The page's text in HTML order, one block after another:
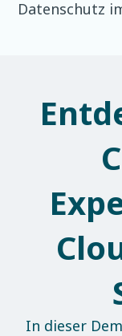
Datenschutz
In dieser